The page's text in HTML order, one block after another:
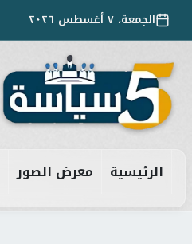
الجمعة، ٧ أغسطس ٢٠٢٦
الرئيسية معرض الصور